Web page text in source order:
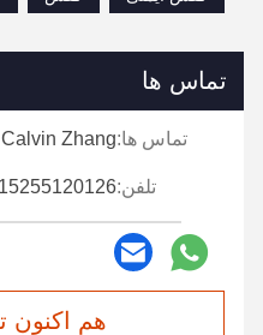
تماس ها
تماس ها:Calvin Zhang
تلفن:
هم اکنون